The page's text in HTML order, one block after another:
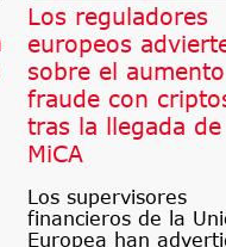
Los reguladores
europeos
sobre el
fraude con
tras la llegada de
MiCA
Los supervisores
financieros de la
Europea han